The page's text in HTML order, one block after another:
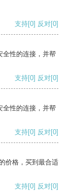
支持[0] 反对[0]
全性的连接，并帮
支持[0] 反对[0]
全性的连接，并帮
支持[0] 反对[0]
价格，买到最合适
支持[0] 反对[0]